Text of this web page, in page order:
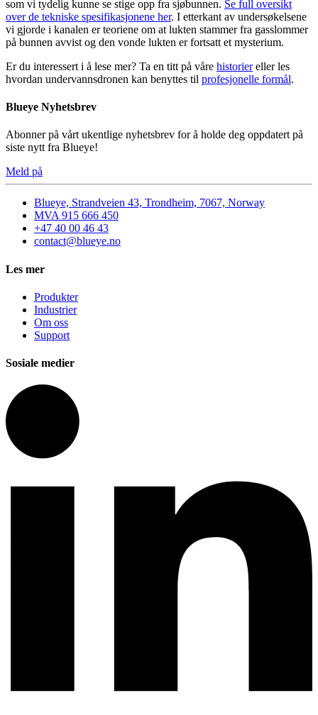
som vi tydelig kunne se stige opp fra sjøbunnen. Se full oversikt
over de tekniske spesifikasjonene her. I etterkant av undersøkelsene
vi gjorde i kanalen er teoriene om at lukten stammer fra gasslommer
på bunnen avvist og den vonde lukten er fortsatt et mysterium.
Er du interessert i å lese mer? Ta en titt på våre historiereller les
hvordan undervannsdronen kan benyttes til profesjonelle formål.
Blueye Nyhetsbrev
Abonner på vårt ukentlige nyhetsbrev for å holde deg oppdatert på
siste nytt fra Blueye!
Meld på
Blueye, Strandveien 43, Trondheim, 7067, Norway
MVA 915 666 450
+47 40 00 46 43
contact@blueye.no
Les mer
Produkter
Industrier
Om oss
Support
Sosiale medier